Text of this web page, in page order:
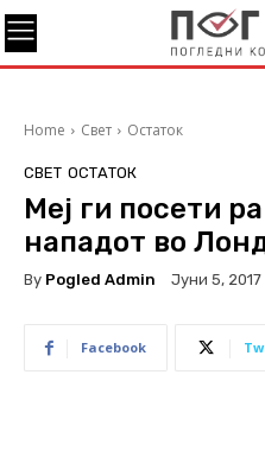
Home Свет Остаток
СВЕТ ОСТАТОК
Меј ги посети
нападот во
By Pogled Admin Јуни 5, 2017
Facebook